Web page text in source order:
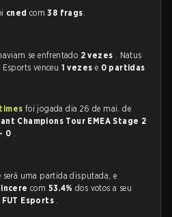
cned com38 frags.
se enfrentado 2 vezes . Natus
Esports venceu 1 vezes e 0 partidas
foi jogada dia 26 de mai. de
Champions Tour EMEA Stage 2
0 .
será uma partida disputada, e
com 53.4%dos votos a seu
FUT Esports .